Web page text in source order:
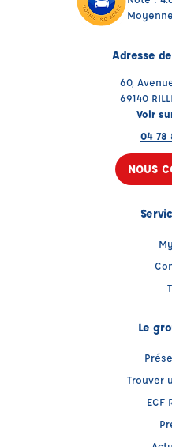
Adresse
60,
69140
Voir
04 78
NOUS
Le
Trouver
ECF